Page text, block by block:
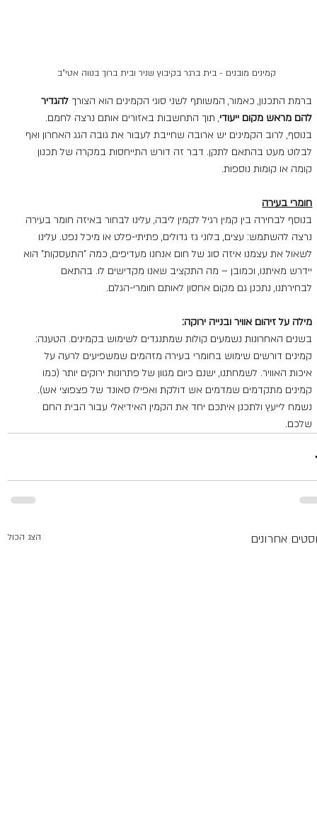
קמינים מובנים - בית ברגר בקיבוץ שניר ובית ברוך בנווה אטי"ב
ברמת התכנון, כאמור, המשותף לשני סוגי הקמינים הוא הצורך להגדיר
להם מראש מקום ייעודי, תוך התחשבות באזורים אותם נרצה לחמם.
בנוסף, לרוב הקמינים יש ארובה שחייבת לעבור את גובה הגג האחרון ואף
לבלוט מעט בהתאם לתקן. דבר זה דורש התייחסות במקרה של תכנון
קומה או קומות נוספות.
חומרי בעירה
בנוסף לבחירה בין קמין רגיל לקמין ליבה, עלינו לבחור באיזה חומר בעירה
נרצה להשתמש: עצים, בלוני גז גדולים, פתיתי-פלט או מיכל נפט. עלינו
לשאול את עצמנו איזה סוג של חום אנחנו מעדיפים, כמה "התעסקות" הוא
יידרש מאיתנו, וכמובן – מה התקציב שאנו מקדישים לו. בהתאם
לבחירתנו, נתכנן גם מקום אחסון לאותם חומרי-הגלם.
מילה על זיהום אוויר ובנייה ירוקה:
בשנים האחרונות נשמעים קולות שמתנגדים לשימוש בקמינים. הטענה:
קמינים דורשים שימוש בחומרי בעירה מזהמים שמשפיעים לרעה על
איכות האוויר. לשמחתנו, ישנם כיום מגוון של פתרונות ירוקים יותר (כמו
קמינים מתקדמים שמדמים אש דולקת ואפילו סאונד של פצפוצי אש).
נשמח לייעץ ולתכנן איתכם יחד את הקמין האידיאלי עבור הבית החם
שלכם.
אחרונים הצג הכול